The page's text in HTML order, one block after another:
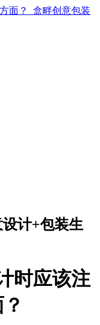
计+包装生
时应该注